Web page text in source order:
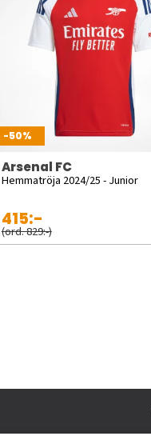
-50%
Arsenal FC
Hemmatröja 2024/25 - Junior
415:-
(ord. 829:-)